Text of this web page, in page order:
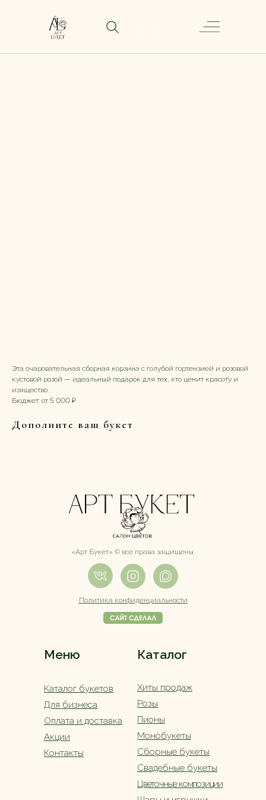
Эта очаровательная сборная корзина с голубой гортензией и розовой
кустовой розой — идеальный подарок для тех, кто ценит красоту и
изящество.
Бюджет: от 5 000 ₽
Дополните ваш букет
Меню Каталог
Каталог букетов
Политика конфиденциальности
Оплата и доставка
Сборные букеты
Свадебные букеты
«Арт Букет» ©️ все права защищены.
Для бизнеса
Хиты продаж
Монобукеты
Цветочные композиции
Акции
Контакты
Розы
Пионы